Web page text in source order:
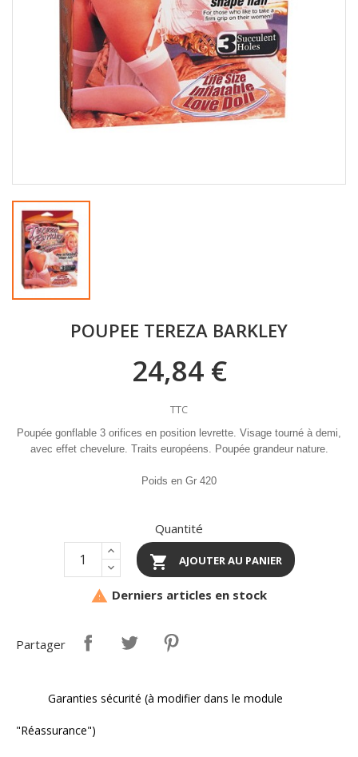
POUPEE TEREZA BARKLEY
24,84 €
TTC
Poupée gonflable 3 orifices en position levrette. Visage tourné à demi,
avec effet chevelure. Traits européens. Poupée grandeur nature.
Poids en Gr 420
Quantité
 AJOUTER AU PANIER
 Derniers articles en stock
Partager
Garanties sécurité (à modifier dans le module
"Réassurance")